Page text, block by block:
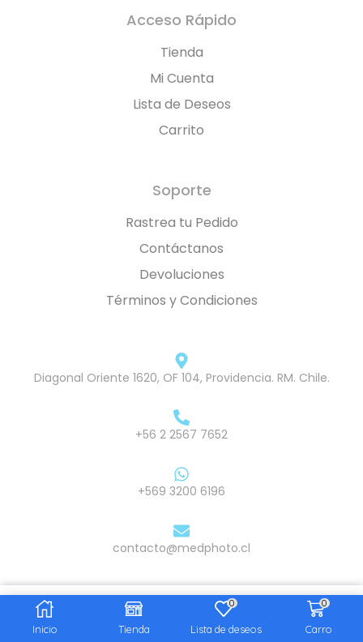
806.900 Añadir al carrito
Inicio Tienda
0
Lista de deseos
0
Carro
Acceso Rápido
Tienda
Mi Cuenta
Lista de Deseos
Carrito
Soporte
Rastrea tu Pedido
Contáctanos
Devoluciones
Términos y Condiciones
Diagonal Oriente 1620, OF 104, Providencia. RM. Chile.
+56 2 2567 7652
+569 3200 6196
contacto@medphoto.cl
© Medphoto SPA. Todos los derechos reservados.